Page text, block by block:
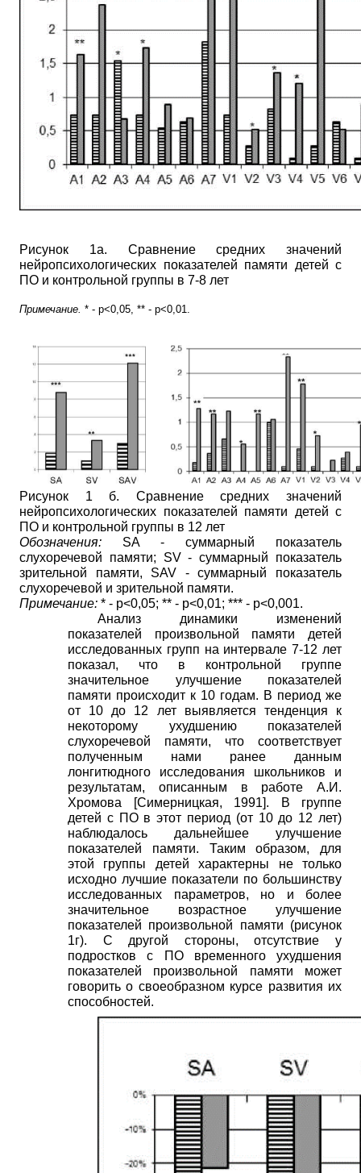
Рисунок 1а. Сравнение средних значений
нейропсихологических показателей памяти детей с
ПО и контрольной группы в 7-8 лет
Примечание. * - р<0,05, ** - p<0,01.
Рисунок 1 б. Сравнение средних значений
нейропсихологических показателей памяти детей с
ПО и контрольной группы в 12 лет
Обозначения:
SA
- суммарный показатель
слухоречевой памяти; SV - суммарный показатель
зрительной памяти, SAV
- суммарный показатель
слухоречевой и зрительной памяти.
Примечание: * - р<0,05; ** - p<0,01; *** - p<0,001.
Анализ динамики изменений
показателей произвольной памяти детей
исследованных групп на интервале 7-12 лет
показал, что в контрольной группе
значительное улучшение показателей
памяти происходит к 10 годам. В период же
от 10 до 12 лет выявляется тенденция к
некоторому ухудшению показателей
слухоречевой памяти, что соответствует
полученным нами ранее данным
лонгитюдного исследования школьников и
результатам, описанным в работе А.И.
Хромова
[Симерницкая, 1991]. В группе
детей с ПО в этот период (от 10 до 12 лет)
наблюдалось дальнейшее улучшение
показателей памяти. Таким образом, для
этой группы детей характерны не только
исходно лучшие показатели по большинству
исследованных параметров, но и более
значительное возрастное улучшение
показателей произвольной памяти (рисунок
1г). С другой стороны, отсутствие у
подростков с ПО временного ухудшения
показателей произвольной памяти может
говорить о своеобразном курсе развития их
способностей.